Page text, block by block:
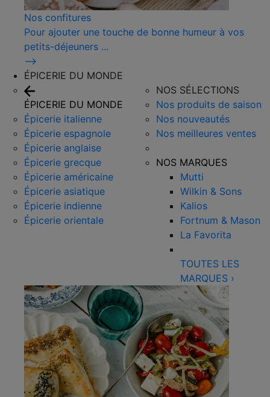
Nos confitures
Pour ajouter une touche de bonne humeur à vos
petits-déjeuners ...
⟶
ÉPICERIE DU MONDE
ÉPICERIE DU MONDE
Épicerie italienne
Épicerie espagnole
Épicerie anglaise
Épicerie grecque
Épicerie américaine
Épicerie asiatique
Épicerie indienne
Épicerie orientale
NOS SÉLECTIONS
Nos produits de saison
Nos nouveautés
Nos meilleures ventes
NOS MARQUES
Mutti
Wilkin & Sons
Kalios
Fortnum & Mason
La Favorita
TOUTES LES
MARQUES ›